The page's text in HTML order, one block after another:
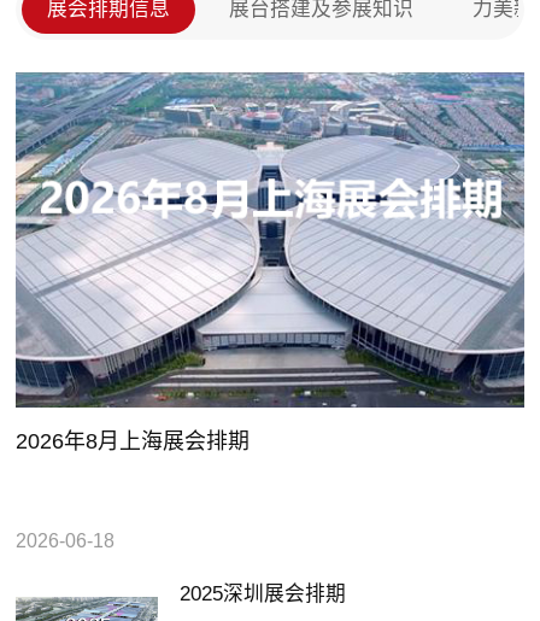
展会排期信息 展台搭建及参展知识 力美新
2026年8月上海展会排期
2026-06-18
2025深圳展会排期